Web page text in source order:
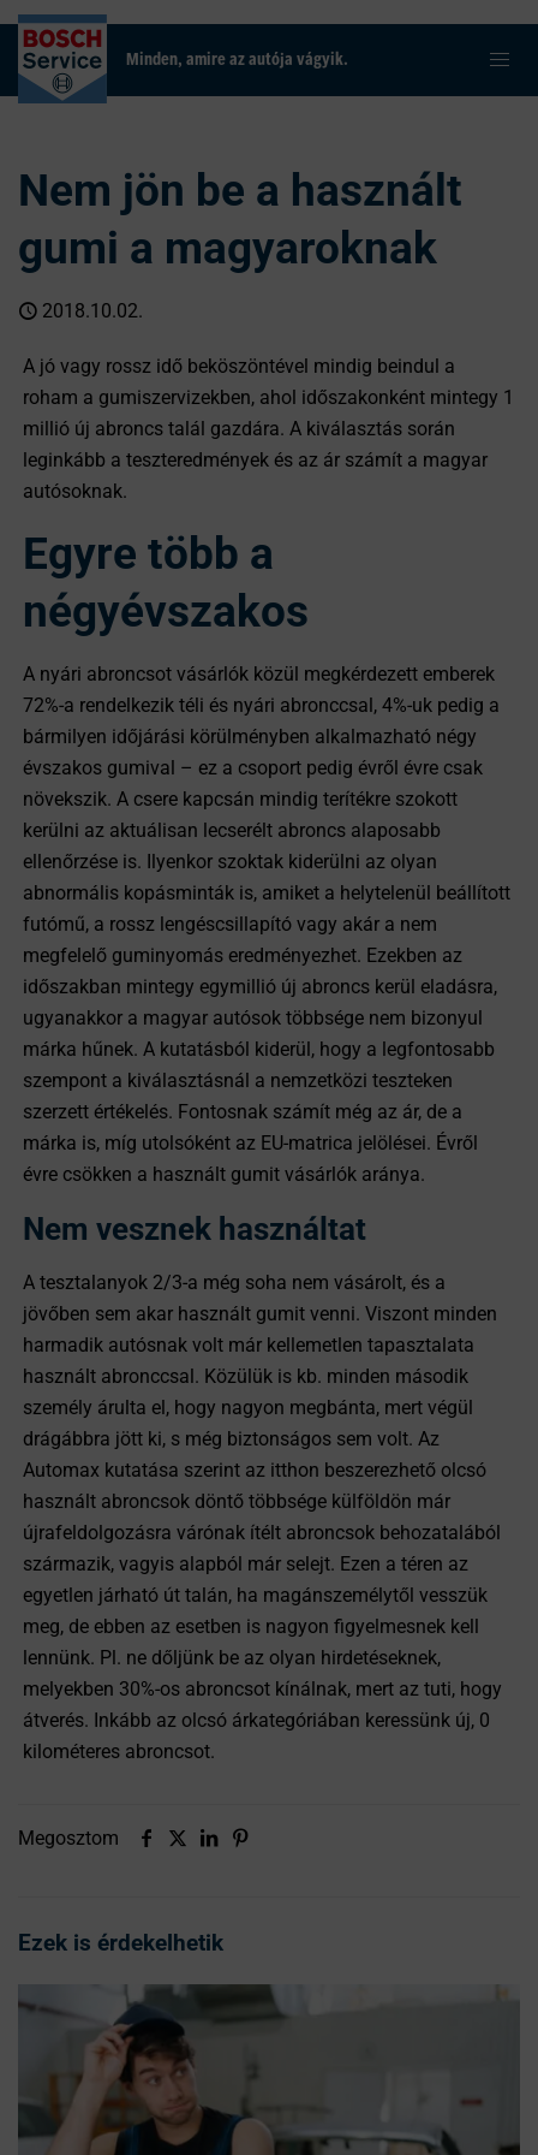
Minden, amire az autója vágyik.
Nem jön be a használt
gumi a magyaroknak
2018.10.02.
A jó vagy rossz idő beköszöntével mindig beindul a
roham a gumiszervizekben, ahol időszakonként mintegy 1
millió új abroncs talál gazdára. A kiválasztás során
leginkább a teszteredmények és az ár számít a magyar
autósoknak.
Egyre több a
négyévszakos
A nyári abroncsot vásárlók közül megkérdezett emberek
72%-a rendelkezik téli és nyári abronccsal, 4%-uk pedig a
bármilyen időjárási körülményben alkalmazható négy
évszakos gumival – ez a csoport pedig évről évre csak
növekszik. A csere kapcsán mindig terítékre szokott
kerülni az aktuálisan lecserélt abroncs alaposabb
ellenőrzése is. Ilyenkor szoktak kiderülni az olyan
abnormális kopásminták is, amiket a helytelenül beállított
futómű, a rossz lengéscsillapító vagy akár a nem
megfelelő guminyomás eredményezhet. Ezekben az
időszakban mintegy egymillió új abroncs kerül eladásra,
ugyanakkor a magyar autósok többsége nem bizonyul
márka hűnek. A kutatásból kiderül, hogy a legfontosabb
szempont a kiválasztásnál a nemzetközi teszteken
szerzett értékelés. Fontosnak számít még az ár, de a
márka is, míg utolsóként az EU-matrica jelölései. Évről
évre csökken a használt gumit vásárlók aránya.
Nem vesznek használtat
A tesztalanyok 2/3-a még soha nem vásárolt, és a
jövőben sem akar használt gumit venni. Viszont minden
harmadik autósnak volt már kellemetlen tapasztalata
használt abronccsal. Közülük is kb. minden második
személy árulta el, hogy nagyon megbánta, mert végül
drágábbra jött ki, s még biztonságos sem volt. Az
Automax kutatása szerint az itthon beszerezhető olcsó
használt abroncsok döntő többsége külföldön már
újrafeldolgozásra várónak ítélt abroncsok behozatalából
származik, vagyis alapból már selejt. Ezen a téren az
egyetlen járható út talán, ha magánszemélytől vesszük
meg, de ebben az esetben is nagyon figyelmesnek kell
lennünk. Pl. ne dőljünk be az olyan hirdetéseknek,
melyekben 30%-os abroncsot kínálnak, mert az tuti, hogy
átverés. Inkább az olcsó árkategóriában keressünk új, 0
kilométeres abroncsot.
Megosztom
Ezek is érdekelhetik